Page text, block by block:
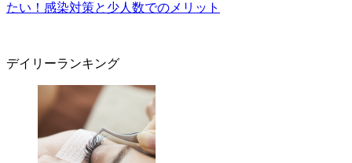
たい！感染対策と少人数でのメリット
デイリーランキング